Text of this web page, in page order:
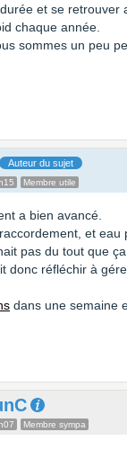
et se retrouver
chaque année.
sommes un peu
Auteur du sujet
Membre utile
a bien avancé.
et eau
pas du tout que
donc réfléchir à
dans une semaine
Membre sympa